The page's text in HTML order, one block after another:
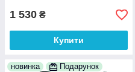
1 530 ₴
Купити
новинка Подарунок